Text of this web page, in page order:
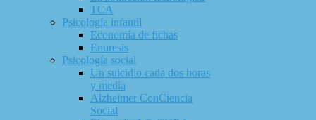
TCA
Psicología infantil
Economía de fichas
Enuresis
Psicología social
Un suicidio cada dos horas
y media
Alzheimer ConCiencia
Social